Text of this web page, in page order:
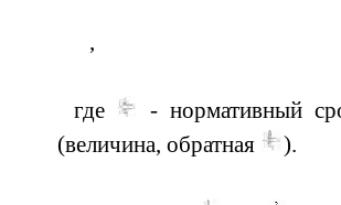
,
где
- нормативный
(величина, обратная
).